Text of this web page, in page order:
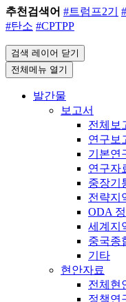
추천검색어 #트럼프2기
#탄소 #CPTPP
검색 레이어 닫기
전체메뉴 열기
발간물
보고서
전체보
연구보
기본연
연구자
중장기
전략지
ODA
세계지
중국종
기타
현안자료
전체현
정책연